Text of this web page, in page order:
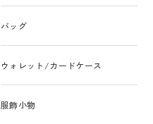
バッグ
ウォレット/カードケース
服飾小物